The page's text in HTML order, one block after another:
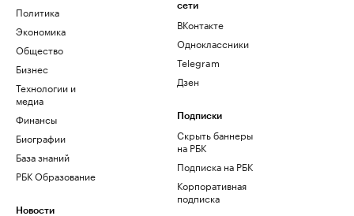
Политика
Экономика
Общество
Бизнес
Технологии и
медиа
Финансы
Биографии
База знаний
РБК Образование
Новости
сети
ВКонтакте
Одноклассники
Telegram
Дзен
Подписки
Скрыть баннеры
на РБК
Подписка на РБК
Корпоративная
подписка